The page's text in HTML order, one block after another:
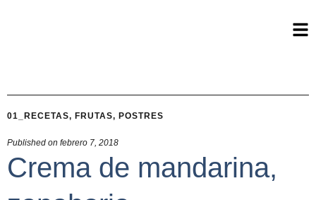
01_RECETAS, FRUTAS, POSTRES
Published on febrero 7, 2018
Crema de mandarina,